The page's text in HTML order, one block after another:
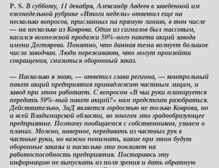
Р. S. В субботу, 11 декабря, Александр Авдеев в заведенной им
еженедельной рубрике «Итоги недели» ответил еще на
несколько вопросов, присланных на прямую линию, в том числе
— на несколько из Коврова. Один из сигналов был массовым,
касался возможной продажи 50%-ного пакета акций завода
имени Дегтярева. Понятно, что данная тема волнует большое
число заводчан. Люди переживают, что могут произойти
сокращения, снизиться оборонный заказ.
— Насколько я знаю, — ответил глава региона, — контрольный
пакет акций предприятия принадлежит частным лицам, и
завод при этом работает. С вопросом «В чьи руки планируется
передать 50%-ный пакет акций?» нам предстоит разобраться.
Действительно, ЗиД является гордостью не только Коврова, но
и всей Владимирской области, во многом это градообразующее
предприятие. Поэтому пообщаемся с собственником, узнаем о
планах. Можно, наверное, передавать из частных рук в
частные руки, но важно понимать, какие при этом будут
оборонные заказы и насколько это повлияет на
работоспособность предприятия. Постараюсь эту
информацию не выпускать из поля зрения и дать обратную